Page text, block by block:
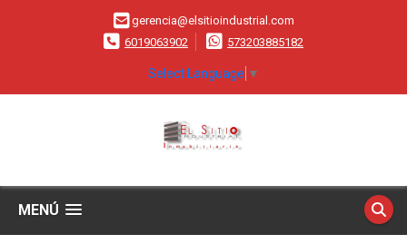
gerencia@elsitioindustrial.com
6019063902
573203885182
Select Language ▼
MENÚ